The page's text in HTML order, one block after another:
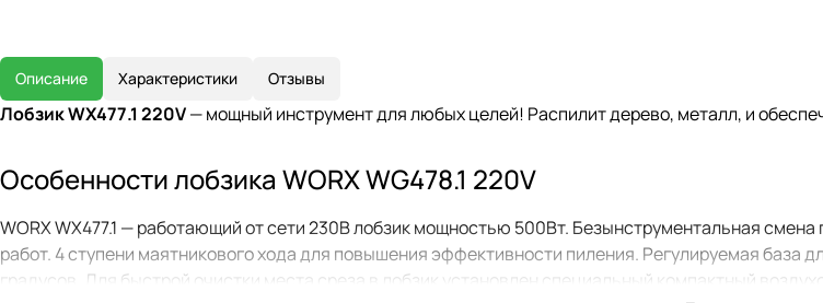
Описание Характеристики Отзывы
Лобзик WX477.1 220V— мощный инструмент для любых целей! Распилит дерево, металл, и
Особенности лобзика WORX WG478.1 220V
WORX WX477.1 — работающий от сети 230В лобзик мощностью 500Вт. Безынструментальная
работ. 4 ступени маятникового хода для повышения эффективности пиления. Регулируемая база
градусов. Для быстрой очистки места среза в лобзик установлен специальный компактный